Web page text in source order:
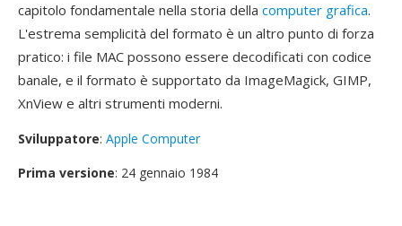
capitolo fondamentale nella storia della computer grafica.
L'estrema semplicità del formato è un altro punto di forza
pratico: i file MAC possono essere decodificati con codice
banale, e il formato è supportato da ImageMagick, GIMP,
XnView e altri strumenti moderni.
Sviluppatore: Apple Computer
Prima versione: 24 gennaio 1984